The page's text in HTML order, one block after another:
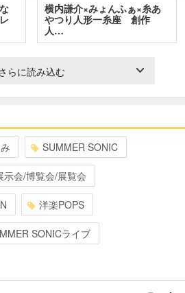
横内謙介×みょんふぁ×糸あ
やつり人形一糸座 創作
人…
らに読み込む
SUMMER SONIC
示会/博覧会/展覧会
洋楽POPS
SONICライブ